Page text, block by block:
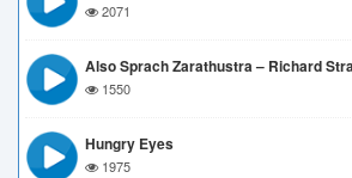
2071
Also Sprach Zarathustra – Richard
1550
Hungry Eyes
1975